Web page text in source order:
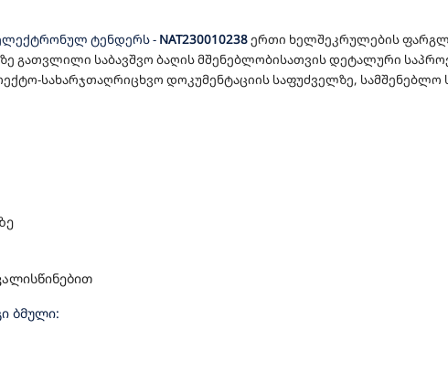
ᲓᲝᲙᲣᲛᲔᲜᲢᲐᲪᲘᲘᲡ
ᲨᲔᲡᲠᲣᲚᲔᲑᲘᲡ
ელექტრონულ ტენდერს- NAT230010238ერთი ხელშეკრულების
გათვლილი საბავშვო ბაღისმშენებლობისათვის დეტალური
სახარჯთაღრიცხვო დოკუმენტაციის საფუძველზე, სამშენებლო
ბმული: